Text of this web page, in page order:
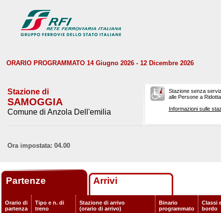
ORARIO PROGRAMMATO 14 Giugno 2026 - 12 Dicembre 2026
Stazione di
SAMOGGIA
Comune di Anzola Dell'emilia
Stazione senza
alle Persone a
Informazioni sulle
Ora impostata: 04.00
Partenze Arrivi
Orario di
partenza
Tipo e n. di
treno
Stazione di arrivo
(orario di arrivo)
Binario
programmato
Classi
bordo